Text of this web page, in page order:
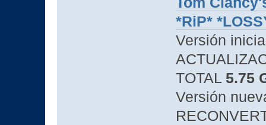
*RiP*
Versión
TOTAL 5.75
Versión